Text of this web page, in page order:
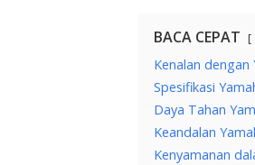
BACA CEPAT
Kenalan dengan
Spesifikasi
Daya Tahan
Keandalan
Kenyamanan